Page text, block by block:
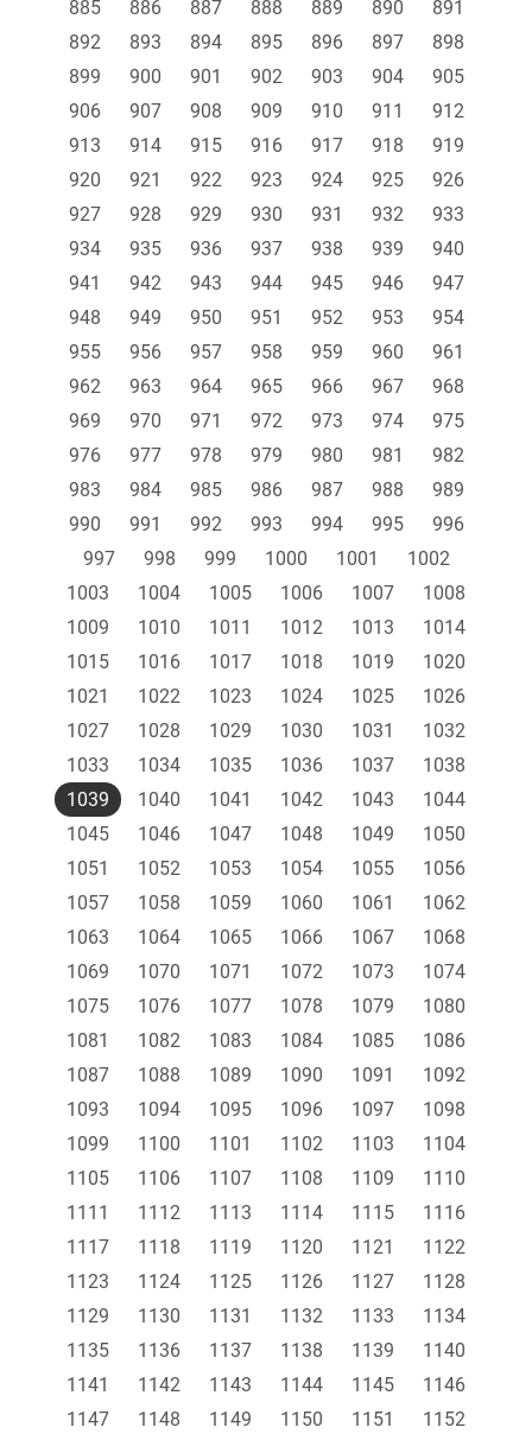
885
886 887 888 889 890
891
892
893 894 895 896 897
898
899
900 901 902 903 904
905
906
907 908 909 910 911
912
913
914 915 916 917 918
919
920
921 922 923 924 925
926
927
928 929 930 931 932
933
934
935 936 937 938 939
940
941
942 943 944 945 946
947
948
949 950 951 952 953
954
955
956 957 958 959 960
961
962
963 964 965 966 967
968
969
970 971 972 973 974
975
976
977 978 979 980 981
982
983
984 985 986 987 988
989
990
991 992 993 994 995
996
997
998 999 1000 1001
1002
1003
1004 1005 1006 1007
1008
1009
1010 1011 1012 1013
1014
1015
1016 1017 1018 1019
1020
1021
1022 1023 1024 1025
1026
1027
1028 1029 1030 1031
1032
1033
1034 1035 1036 1037
1038
1039
1040 1041 1042 1043
1044
1045
1046 1047 1048 1049
1050
1051
1052 1053 1054 1055
1056
1057
1058 1059 1060 1061
1062
1063
1064 1065 1066 1067
1068
1069
1070 1071 1072 1073
1074
1075
1076 1077 1078 1079
1080
1081
1082 1083 1084 1085
1086
1087
1088 1089 1090 1091
1092
1093
1094 1095 1096 1097
1098
1099
1100 1101 1102 1103
1104
1105
1106 1107 1108 1109
1110
1111
1112 1113 1114 1115
1116
1117
1118 1119 1120 1121
1122
1123
1124 1125 1126 1127
1128
1129
1130 1131 1132 1133
1134
1135
1136 1137 1138 1139
1140
1141
1142 1143 1144 1145
1146
1147
1148 1149 1150 1151 1152